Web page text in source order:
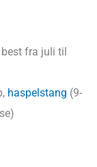
fra juli til
haspelstang (9-